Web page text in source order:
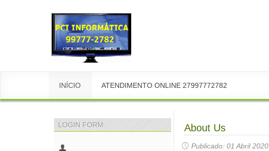
INÍCIO ATENDIMENTO ONLINE 27997772782
LOGIN FORM About Us
Publicado: 01 Abril 2020